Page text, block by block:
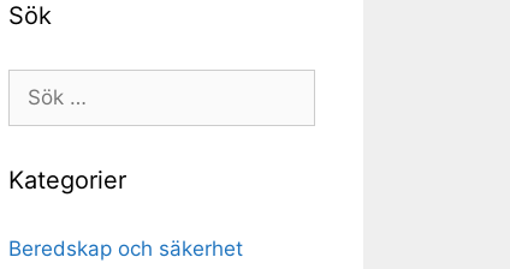
Sök
Sök
efter:
Kategorier
Beredskap och säkerhet